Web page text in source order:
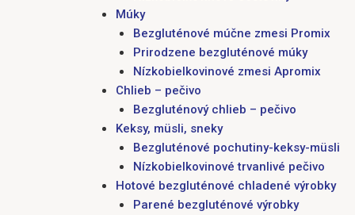
Múky
Bezgluténové múčne zmesi Promix
Prirodzene bezgluténové múky
Nízkobielkovinové zmesi Apromix
Chlieb – pečivo
Bezgluténový chlieb – pečivo
Keksy, müsli, sneky
Bezgluténové pochutiny-keksy-müsli
Nízkobielkovinové trvanlivé pečivo
Hotové bezgluténové chladené výrobky
Parené bezgluténové výrobky